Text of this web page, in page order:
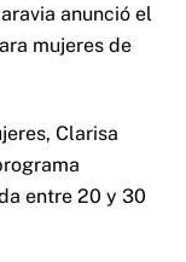
anunció el
mujeres de
Clarisa
entre 20 y 30